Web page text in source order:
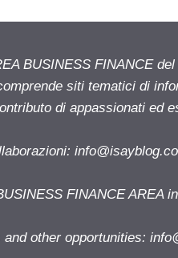
BUSINESS FINANCE
siti tematici di
di appassionati ed
FINANCE AREA
other opportunities: